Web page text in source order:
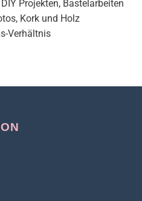
Projekten, Bastelarbeiten
Kork und Holz
Verhältnis